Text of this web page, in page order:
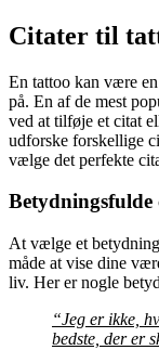
Citater til
En tattoo kan være
på. En af de mest
ved at tilføje et citat
udforske forskellige
vælge det perfekte
Betydningsfulde
At vælge et
måde at vise dine
liv. Her er nogle
“Jeg er ikke,
bedste, der er